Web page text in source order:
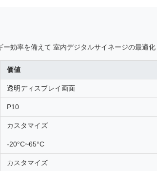
効率を備えて 室内デジタルサイネージの最適化
価値
透明ディスプレイ画面
P10
カスタマイズ
-20°C~65°C
カスタマイズ